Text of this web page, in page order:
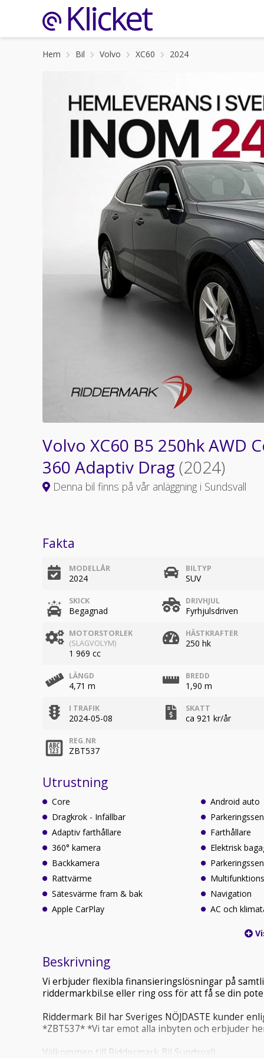
Hem Bil Volvo XC60 2024
Volvo XC60 B5 250hk AWD
360 Adaptiv Drag (2024)
Denna bil finns på vår anläggning i Sundsvall
Fakta
MODELLÅR
2024
BILTYP
SUV
SKICK
Begagnad
DRIVHJUL
Fyrhjulsdriven
MOTORSTORLEK
(SLAGVOLYM)
1 969 cc
HÄSTKRAFTER
250 hk
LÄNGD
4,71 m
BREDD
1,90 m
I TRAFIK
2024-05-08
SKATT
ca 921 kr/år
REG.NR
ZBT537
Utrustning
Core
Dragkrok - Infällbar
Adaptiv farthållare
360° kamera
Backkamera
Rattvärme
Sätesvärme fram & bak
Apple CarPlay
Android auto
Farthållare
Elektrisk
Navigation
AC och
Beskrivning
Vi erbjuder flexibla finansieringslösningar på
riddermarkbil.se eller ring oss för att få se din
Riddermark Bil har Sveriges NÖJDASTE kunder
*ZBT537* *Vi tar emot alla inbyten och erbjuder
Välkommen till Riddermark Bil Sundsvall.